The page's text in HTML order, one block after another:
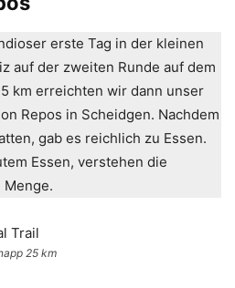
erste Tag in der kleinen
auf der zweiten Runde auf dem
km erreichten wir dann unser
Repos in Scheidgen. Nachdem
gab es reichlich zu Essen.
Essen, verstehen die
Menge.
25 km